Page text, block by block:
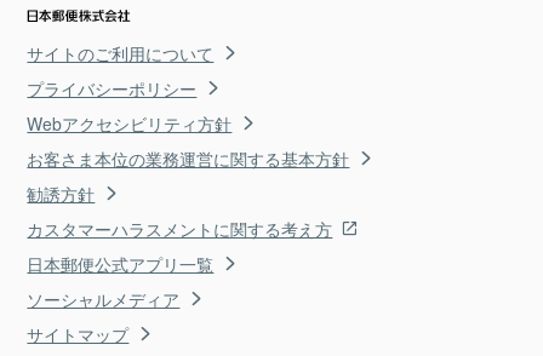
サイトのご利用について
プライバシーポリシー
Webアクセシビリティ方針
お客さま本位の業務運営に関する基本方針
勧誘方針
カスタマーハラスメントに関する考え方
日本郵便公式アプリ一覧
ソーシャルメディア
サイトマップ